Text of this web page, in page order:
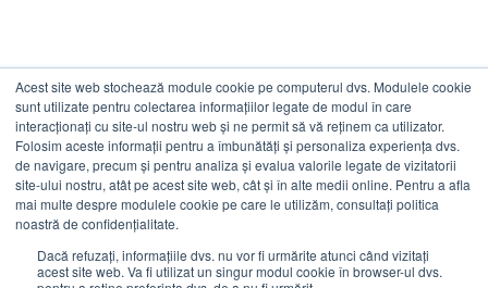
Acest site web stochează module cookie pe computerul dvs. Modulele cookie
sunt utilizate pentru colectarea informațiilor legate de modul în care
interacționați cu site-ul nostru web și ne permit să vă reținem ca utilizator.
Folosim aceste informații pentru a îmbunătăți și personaliza experiența dvs.
de navigare, precum și pentru analiza și evalua valorile legate de vizitatorii
site-ului nostru, atât pe acest site web, cât și în alte medii online. Pentru a afla
mai multe despre modulele cookie pe care le utilizăm, consultați politica
noastră de confidențialitate.
Dacă refuzați, informațiile dvs. nu vor fi urmărite atunci când vizitați
acest site web. Va fi utilizat un singur modul cookie în browser-ul dvs.
DATE COMERCIALE
ESTICO S.R.L.
CIF: RO1094402.
Reg.Com: J08/469/1991.